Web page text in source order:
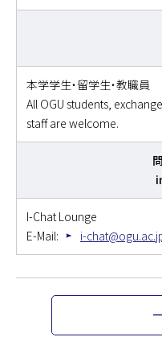
本学学生・留学生・教職員
All OGU students,
staff are welcome.
I-Chat Lounge
E-Mail:
i-